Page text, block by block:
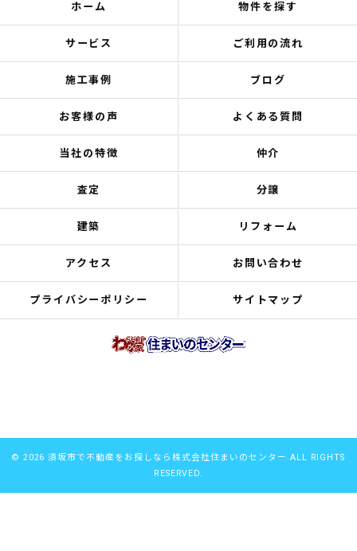
ホーム 物件を探す
サービス ご利用の流れ
施工事例 ブログ
お客様の声 よくある質問
当社の特徴 仲介
査定 分譲
建築 リフォーム
アクセス お問い合わせ
プライバシーポリシー サイトマップ
© 2026 須坂市で不動産をお探しなら株式会社住まいのセンター ALL RIGHTS
RESERVED.